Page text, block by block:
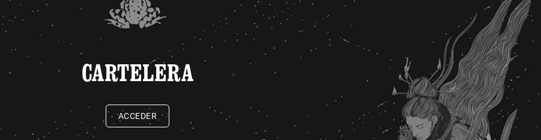
CARTELERA
ACCEDER